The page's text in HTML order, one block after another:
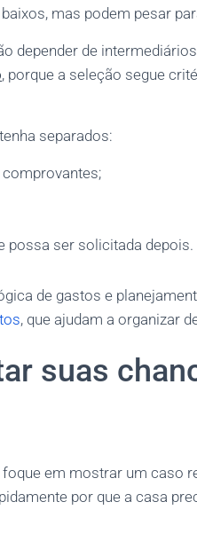
mas podem pesar
depender de
, porque a seleção segue
separados:
possa ser solicitada depois.
de gastos e
, que ajudam a organizar
suas
em mostrar um caso
por que a casa